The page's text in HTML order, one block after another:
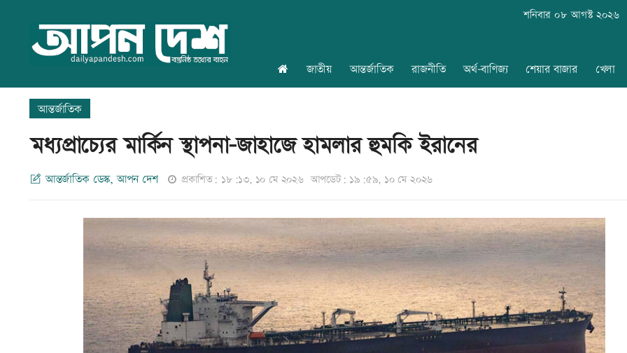
শনিবার ০৮ আগস্ট ২০২৬
জাতীয় আন্তর্জাতিক রাজনীতি অর্থ-বাণিজ্য শেয়ার বাজার খেলা
আন্তর্জাতিক
মধ্যপ্রাচ্যের মার্কিন স্থাপনা-জাহাজে হামলার হুমকি ইরানের
আন্তর্জাতিক ডেস্ক, আপন দেশ প্রকাশিত: ১৮:১৩, ১০ মে ২০২৬ আপডেট: ১৯:৫৯, ১০ মে ২০২৬